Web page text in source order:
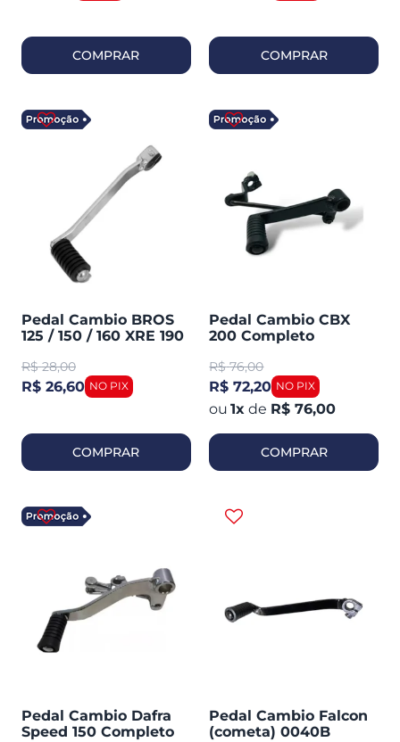
COMPRAR COMPRAR
Pedal Cambio BROS
125 / 150 / 160 XRE 190
0043
R$ 28,00
R$ 26,60
COMPRAR
Pedal Cambio CBX
200 Completo
R$ 76,00
R$ 72,20
1x de R$ 76,00
COMPRAR
Pedal Cambio Dafra
Speed 150 Completo
Pedal Cambio Falcon
(cometa) 0040B